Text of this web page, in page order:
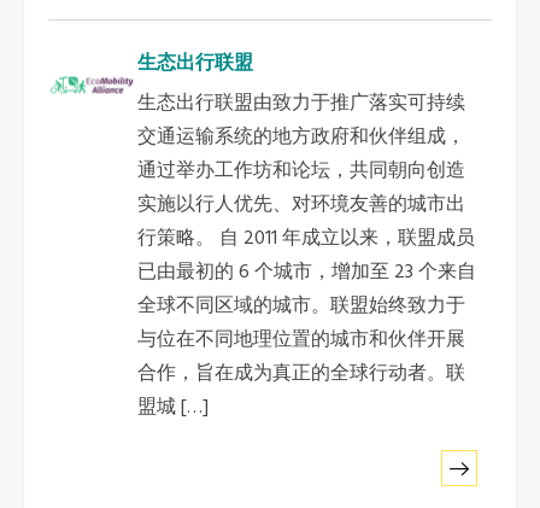
美国办公室
墨西哥、中美洲和加勒比海区秘书处
大洋洲秘书处
南美洲秘书处
南亚秘书处
东南亚秘书处
生态出行联盟
生态出行联盟由致力于推广落实可持续
交通运输系统的地方政府和伙伴组成，
通过举办工作坊和论坛，共同朝向创造
实施以行人优先、对环境友善的城市出
行策略。 自 2011 年成立以来，联盟成员
已由最初的 6 个城市，增加至 23 个来自
全球不同区域的城市。联盟始终致力于
与位在不同地理位置的城市和伙伴开展
合作，旨在成为真正的全球行动者。联
盟城 […]